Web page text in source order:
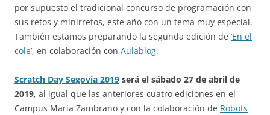
por supuesto el tradicional concurso de programación con
sus retos y minirretos, este año con un tema muy especial.
También estamos preparando la segunda edición de ‘En el
cole’, en colaboración con Aulablog.
Scratch Day Segovia 2019 será el sábado 27 de abril de
2019, al igual que las anteriores cuatro ediciones en el
Campus María Zambrano y con la colaboración de Robots